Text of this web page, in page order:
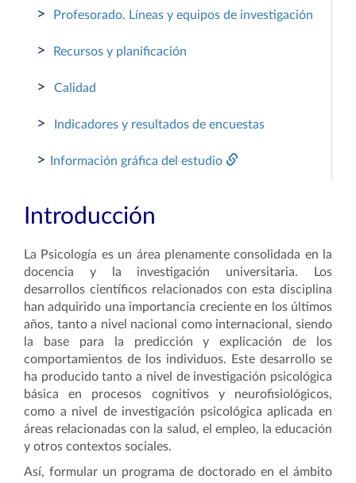
> Profesorado. Líneas y equipos de investigación
> Recursos y planificación
> Calidad
> Indicadores y resultados de encuestas
> Información gráfica del estudio
Introducción
La Psicología es un área plenamente consolidada en la
docencia y la investigación universitaria. Los
desarrollos científicos relacionados con esta disciplina
han adquirido una importancia creciente en los últimos
años, tanto a nivel nacional como internacional, siendo
la base para la predicción y explicación de los
comportamientos de los individuos. Este desarrollo se
ha producido tanto a nivel de investigación psicológica
básica en procesos cognitivos y neurofisiológicos,
como a nivel de investigación psicológica aplicada en
áreas relacionadas con la salud, el empleo, la educación
y otros contextos sociales.
Así, formular un programa de doctorado en el ámbito